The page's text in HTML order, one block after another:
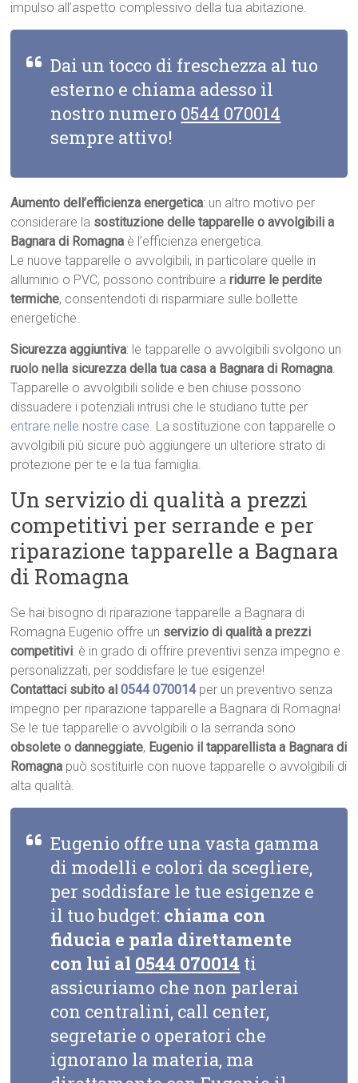
impulso all’aspetto complessivo della tua abitazione.
Dai un tocco di freschezza al tuo
esterno e chiama adesso il
nostro numero 0544 070014
sempre attivo!
Aumento dell’efficienza energetica: un altro motivo per
considerare la sostituzione delle tapparelle o avvolgibili a
Bagnara di Romagna è l’efficienza energetica.
Le nuove tapparelle o avvolgibili, in particolare quelle in
alluminio o PVC, possono contribuire aridurre le perdite
termiche, consentendoti di risparmiare sulle bollette
energetiche.
Sicurezza aggiuntiva: le tapparelle o avvolgibili svolgono un
ruolo nella sicurezza della tua casa a Bagnara di Romagna.
Tapparelle o avvolgibili solide e ben chiuse possono
dissuadere i potenziali intrusi che le studiano tutte per
entrare nelle nostre case. La sostituzione con tapparelle o
avvolgibili più sicure può aggiungere un ulteriore strato di
protezione per te e la tua famiglia.
Un servizio di qualità a prezzi
competitivi per serrande e per
riparazione tapparelle a Bagnara
di Romagna
Se hai bisogno di riparazione tapparelle a Bagnara di
Romagna Eugenio offre un servizio di qualità a prezzi
competitivi: è in grado di offrire preventivi senza impegno e
personalizzati, per soddisfare le tue esigenze!
Contattaci subito al0544 070014 per un preventivo senza
impegno per riparazione tapparelle a Bagnara di Romagna!
Se le tue tapparelle o avvolgibili o la serranda sono
obsolete o danneggiate, Eugenio il tapparellista a Bagnara di
Romagna può sostituirle con nuove tapparelle o avvolgibili di
alta qualità.
Eugenio offre una vasta gamma
di modelli e colori da scegliere,
per soddisfare le tue esigenze e
il tuo budget: chiama con
fiducia e parla direttamente
con lui al 0544 070014 ti
assicuriamo che non parlerai
con centralini, call center,
segretarie o operatori che
ignorano la materia, ma